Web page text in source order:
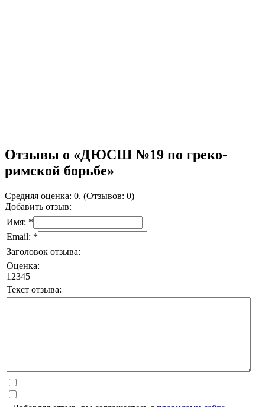
Отзывы о «ДЮСШ №19 по греко-
римской борьбе»
Средняя оценка: 0. (Отзывов: 0)
Добавить отзыв:
Имя: *
Email: *
Заголовок отзыва:
Оценка:
1 2345
Текст отзыва: